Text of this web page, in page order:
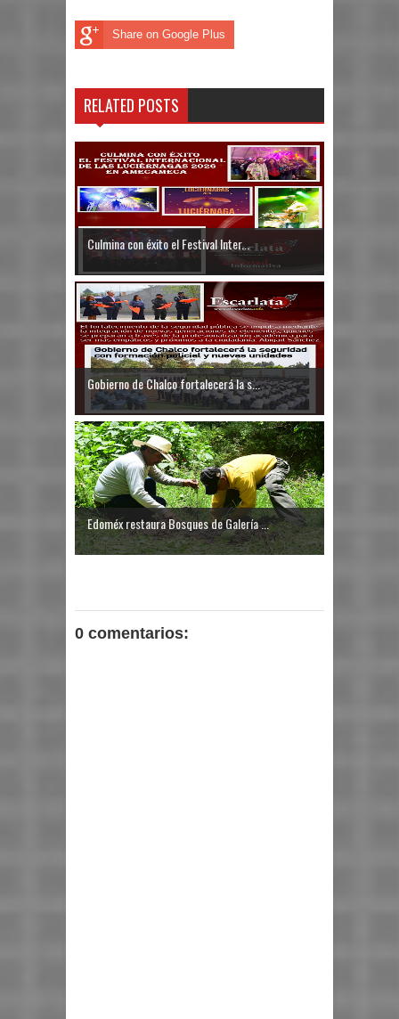
Share on Google Plus
RELATED POSTS
Culmina con éxito el Festival Inter...
Gobierno de Chalco fortalecerá la s...
Edoméx restaura Bosques de Galería ...
0 comentarios: